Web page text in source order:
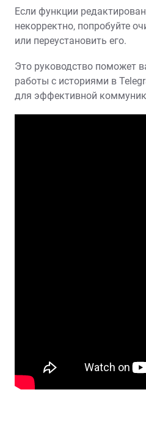
Если функции
некорректно‚ попробуйте
или переустановить его.
Это руководство поможет
работы с историями в
для эффективной